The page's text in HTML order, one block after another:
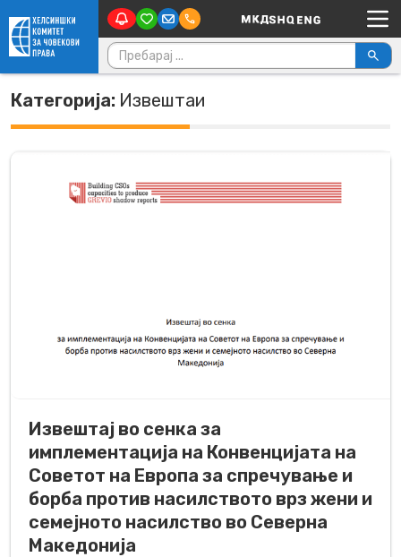
Skip to content Main Navigation
Пребарувај за:
Категорија: Извештаи
Извештај во сенка за
имплементација на Конвенцијата на
Советот на Европа за спречување и
борба против насилството врз жени и
семејното насилство во Северна
Македонија